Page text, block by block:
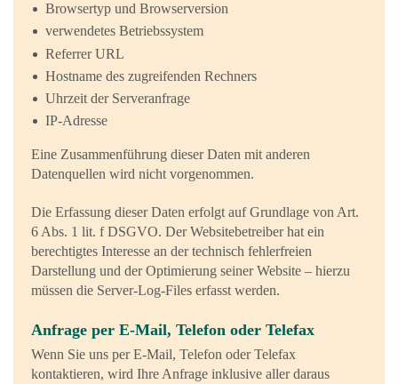
Browsertyp und Browserversion
verwendetes Betriebssystem
Referrer URL
Hostname des zugreifenden Rechners
Uhrzeit der Serveranfrage
IP-Adresse
Eine Zusammenführung dieser Daten mit anderen
Datenquellen wird nicht vorgenommen.
Die Erfassung dieser Daten erfolgt auf Grundlage von Art.
6 Abs. 1 lit. f DSGVO. Der Websitebetreiber hat ein
berechtigtes Interesse an der technisch fehlerfreien
Darstellung und der Optimierung seiner Website – hierzu
müssen die Server-Log-Files erfasst werden.
Anfrage per E-Mail, Telefon oder Telefax
Wenn Sie uns per E-Mail, Telefon oder Telefax
kontaktieren, wird Ihre Anfrage inklusive aller daraus